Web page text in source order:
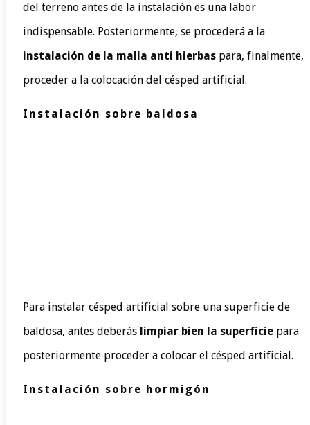
del terreno antes de la instalación es una labor
indispensable. Posteriormente, se procederá a la
instalación de la malla anti hierbas para, finalmente,
proceder a la colocación del césped artificial.
Instalación sobre baldosa
Para instalar césped artificial sobre una superficie de
baldosa, antes deberás limpiar bien la superficie para
posteriormente proceder a colocar el césped artificial.
Instalación sobre hormigón